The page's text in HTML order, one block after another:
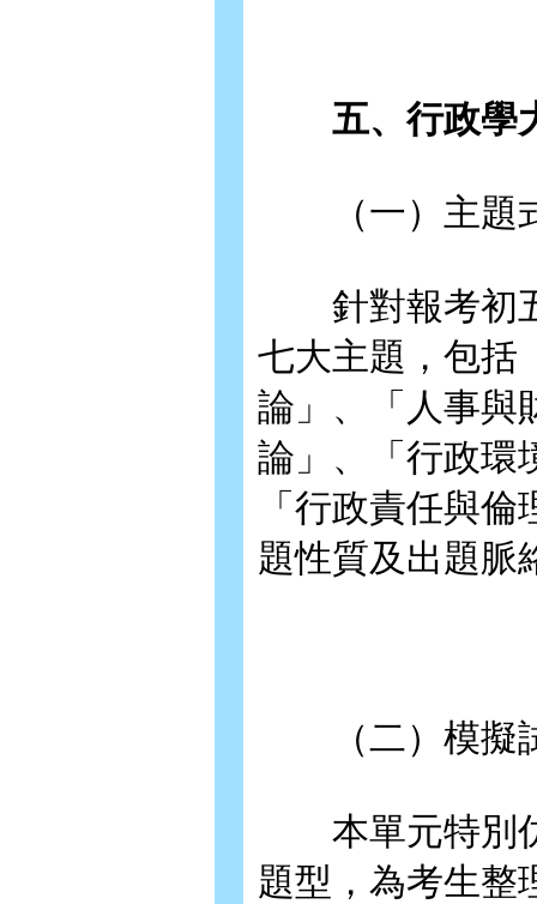
五、行政學
（一）主題
針對報考初五
七大主題，包括
論」、「人事與
論」、「行政環
「行政責任與
題性質及出題脈
（二）模擬
本單元特別仿
題型，為考生整